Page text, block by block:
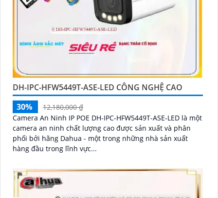
DH-IPC-HFW5449T-ASE-LED CÔNG NGHỆ CAO
30%
12,180,000 ₫
Camera An Ninh IP POE DH-IPC-HFW5449T-ASE-LED là một
camera an ninh chất lượng cao được sản xuất và phân
phối bởi hãng Dahua - một trong những nhà sản xuất
hàng đầu trong lĩnh vực...